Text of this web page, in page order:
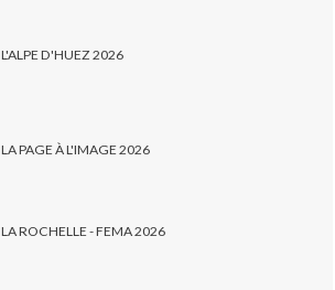
L'ALPE D'HUEZ 2026
PAGE À L'IMAGE 2026
LA ROCHELLE - FEMA 2026